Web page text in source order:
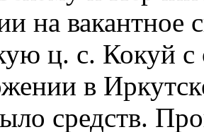
на вакантное
ц. с. Кокуй с
в
средств.